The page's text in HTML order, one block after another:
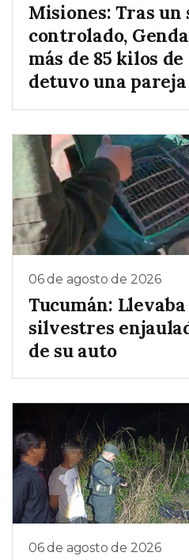
Misiones: Tras
controlado,
más de 85 kilos
detuvo una pareja
06 de agosto de 2026
Tucumán: Llevaba
silvestres
de su auto
06 de agosto de 2026